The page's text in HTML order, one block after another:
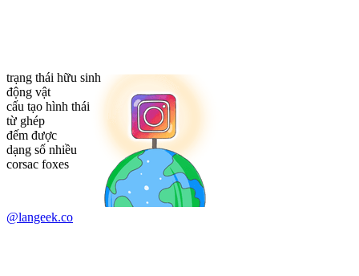
trạng thái hữu sinh
động vật
cấu tạo hình thái
từ ghép
đếm được
dạng số nhiều
corsac foxes
@langeek.co